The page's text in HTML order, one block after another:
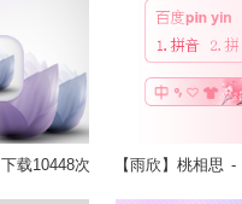
下载10448次 【雨欣】桃相思 -